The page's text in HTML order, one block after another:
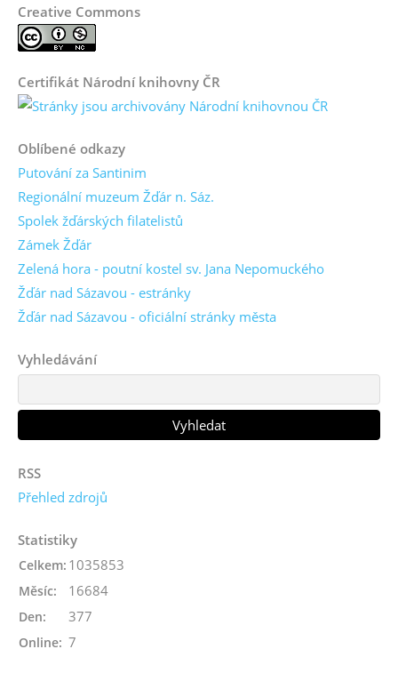
Creative Commons
Certifikát Národní knihovny ČR
Oblíbené odkazy
Putování za Santinim
Regionální muzeum Žďár n. Sáz.
Spolek žďárských filatelistů
Zámek Žďár
Zelená hora - poutní kostel sv. Jana Nepomuckého
Žďár nad Sázavou - estránky
Žďár nad Sázavou - oficiální stránky města
Vyhledávání
RSS
Přehled zdrojů
Statistiky
Online: 7
Celkem: 1035853
Měsíc: 16684
Den: 377